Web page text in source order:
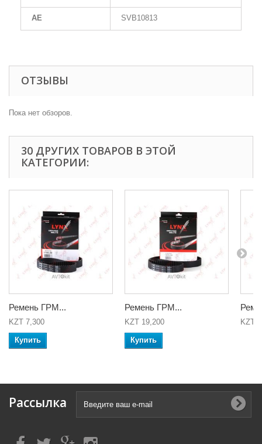
AE SVB10813
ОТЗЫВЫ
Пока нет обзоров.
30 ДРУГИХ ТОВАРОВ В ЭТОЙ
КАТЕГОРИИ:
Ремень ГРМ...
KZT 7,300
Купить
Ремень ГРМ...
KZT 19,200
Купить
KZT
Рассылка